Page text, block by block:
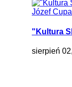
"Kultura
sierpień